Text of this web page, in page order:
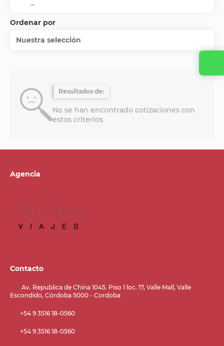
Ordenar por
Nuestra selección
Resultados de:
No se han encontrado cotizaciones con
estos criterios
Agencia
Contacto
Av. Republica de China 1045. Piso 1 loc. 17, Valle Mall, Valle
Escondido, Córdoba 5000 - Cordoba
+54 9 3516 18-0560
+54 9 3516 18-0560